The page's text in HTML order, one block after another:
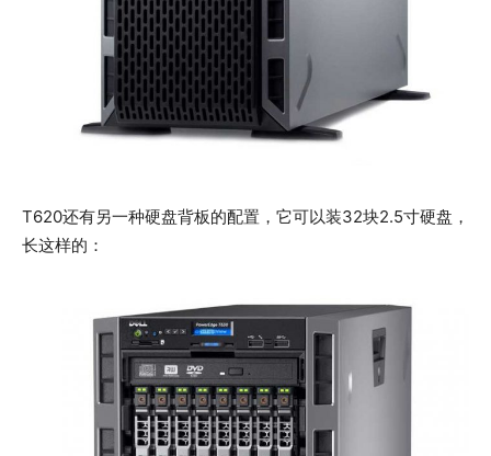
T620还有另一种硬盘背板的配置，它可以装32块2.5寸硬盘，
长这样的：